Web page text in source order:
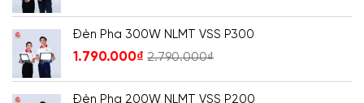
Đèn Pha 300W NLMT VSS P300
1.790.000₫ 2.790.000₫
Đèn Pha 200W NLMT VSS P200